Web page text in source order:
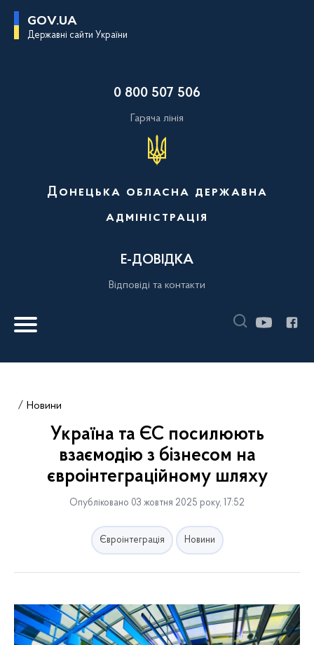
GOV.UA
Державні сайти України
0 800 507 506
Гаряча лінія
Донецька обласна державна
адміністрація
Е-ДОВІДКА
Відповіді та контакти
Новини
Україна та ЄС посилюють
взаємодію з бізнесом на
євроінтеграційному шляху
Опубліковано 03 жовтня 2025 року, 17:52
Євроінтеграція Новини